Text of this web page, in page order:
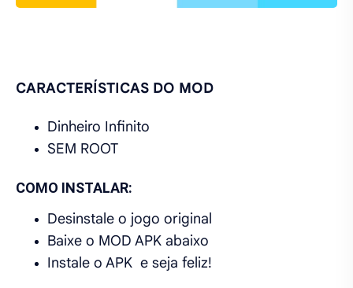
CARACTERÍSTICAS DO MOD
Dinheiro Infinito
SEM ROOT
COMO INSTALAR:
Desinstale o jogo original
Baixe o MOD APK abaixo
Instale o APK e seja feliz!